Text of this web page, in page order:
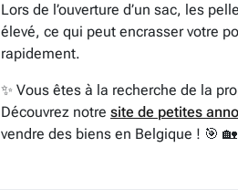
Lors de l’ouverture d’un sac, les
élevé, ce qui peut encrasser votre
rapidement.
✨ Vous êtes à la recherche de la
Découvrez notre site de petites
vendre des biens en Belgique ! 🎯